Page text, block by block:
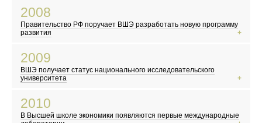
В России начали выплачивать «материнский капитал»
Объединение Русской Православной Церкви Заграницей и РПЦ
2008
Правительство РФ поручает ВШЭ разработать новую программу
развития
Первый запуск Большого адронного коллайдера
Сомалийские пираты заявляют о себе
2009
ВШЭ получает статус национального исследовательского
университета
В Москве закрыли Черкизовский рынок
2010
В Высшей школе экономики появляются первые международные